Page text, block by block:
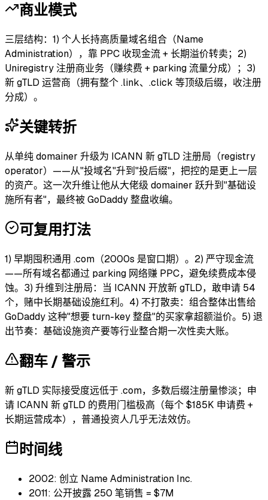
商业模式
三层结构：1) 个人长持高质量域名组合（Name
Administration），靠 PPC 收现金流 + 长期溢价转卖；2)
Uniregistry 注册商业务（赚续费 + parking 流量分成）；3)
新 gTLD 运营商（拥有整个 .link、.click 等顶级后缀，收注册
分成）。
关键转折
从单纯 domainer 升级为 ICANN 新 gTLD 注册局（registry
operator）——从"投域名"升到"投后缀"，把控的是更上一层
的资产。这一次升维让他从大佬级 domainer 跃升到"基础设
施所有者"，最终被 GoDaddy 整盘收编。
可复用打法
1) 早期囤积通用 .com（2000s 是窗口期）。2) 严守现金流
——所有域名都通过 parking 网络赚 PPC，避免续费成本侵
蚀。3) 升维到注册局：当 ICANN 开放新 gTLD，敢申请 54
个，赌中长期基础设施红利。4) 不打散卖：组合整体出售给
GoDaddy 这种"想要 turn-key 整盘"的买家拿超额溢价。5) 退
出节奏：基础设施资产要等行业整合期一次性卖大账。
翻车 / 警示
新 gTLD 实际接受度远低于 .com，多数后缀注册量惨淡；申
请 ICANN 新 gTLD 的费用门槛极高（每个 $185K 申请费 +
长期运营成本），普通投资人几乎无法效仿。
时间线
2002: 创立 Name Administration Inc.
2011: 公开披露 250 笔销售 = $7M